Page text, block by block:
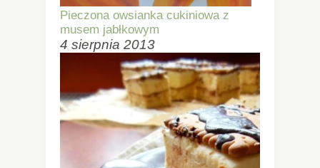
Pieczona owsianka cukiniowa z
musem jabłkowym
4 sierpnia 2013